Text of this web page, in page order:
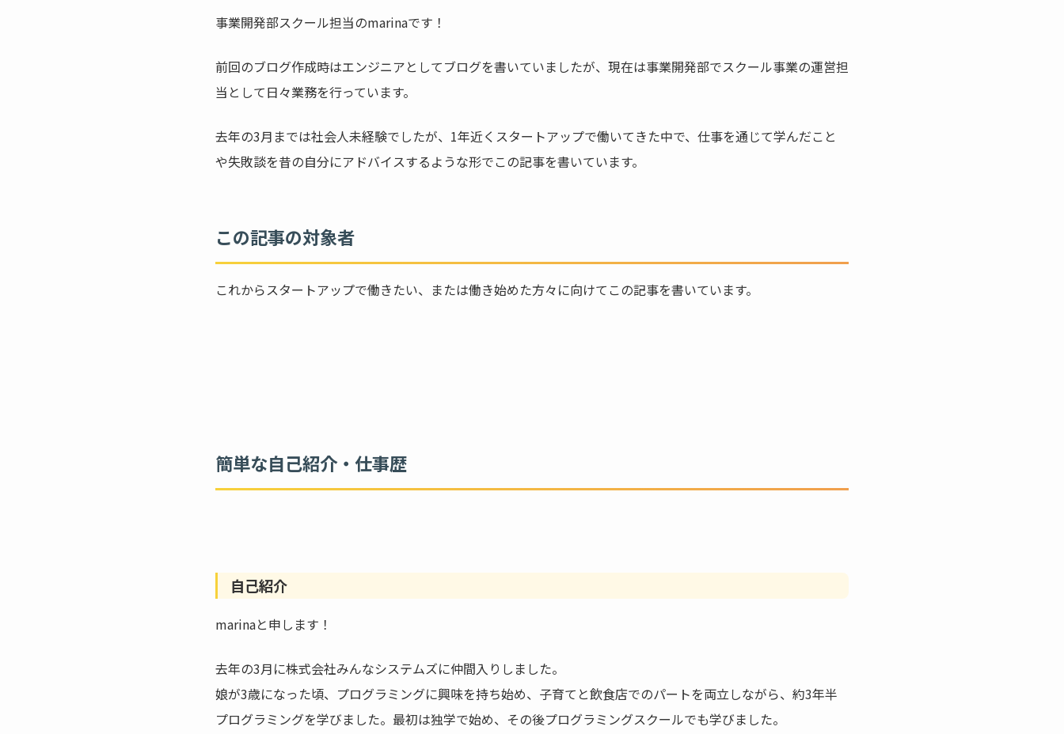
a
c
e
b
o
o
k
w
itt
er
事業開発部スクール担当のmarinaです！
前回のブログ作成時はエンジニアとしてブログを書いていましたが、現在は事業開発部でスクール事業の運営担
当として日々業務を行っています。
去年の3月までは社会人未経験でしたが、1年近くスタートアップで働いてきた中で、仕事を通じて学んだこと
や失敗談を昔の自分にアドバイスするような形でこの記事を書いています。
この記事の対象者
これからスタートアップで働きたい、または働き始めた方々に向けてこの記事を書いています。
簡単な自己紹介・仕事歴
自己紹介
marinaと申します！
去年の3月に株式会社みんなシステムズに仲間入りしました。
娘が3歳になった頃、プログラミングに興味を持ち始め、子育てと飲食店でのパートを両立しながら、約3年半
プログラミングを学びました。最初は独学で始め、その後プログラミングスクールでも学びました。